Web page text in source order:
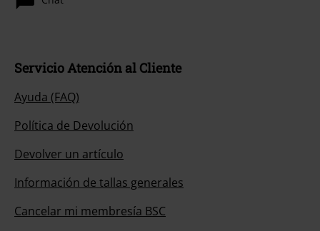
Servicio Atención al Cliente
Ayuda (FAQ)
Política de Devolución
Devolver un artículo
Información de tallas generales
Cancelar mi membresía BSC